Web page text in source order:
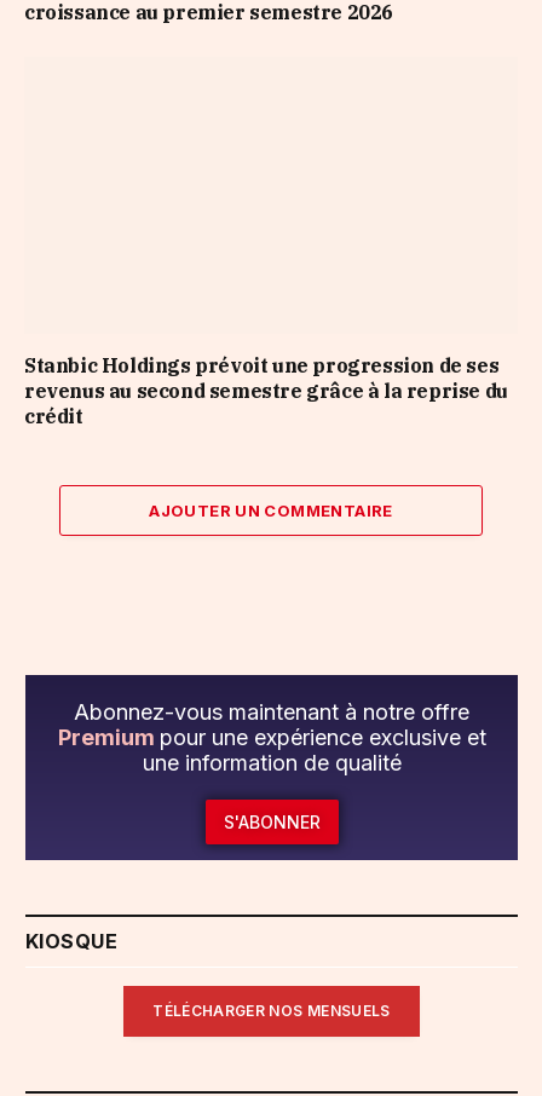
croissance au premier semestre 2026
Stanbic Holdings prévoit une progression de ses
revenus au second semestre grâce à la reprise du
crédit
AJOUTER UN COMMENTAIRE
Abonnez-vous maintenant à notre offre
Premium pour une expérience exclusive et
une information de qualité
S'ABONNER
KIOSQUE
TÉLÉCHARGER NOS MENSUELS